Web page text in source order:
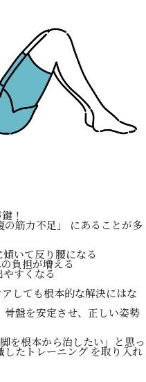
！
筋力不足」 にあることが多
いて反り腰になる
負担が増える
すくなる
しても根本的な解決にはな
盤を安定させ、正しい姿勢
を根本から治したい」と思っ
たトレーニング を取り入れ